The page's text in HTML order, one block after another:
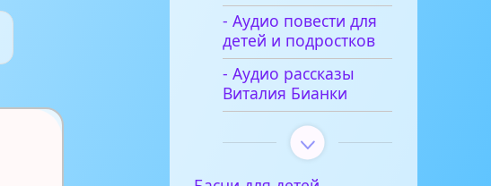
- Аудио повести для
детей и подростков
- Аудио рассказы
Виталия Бианки